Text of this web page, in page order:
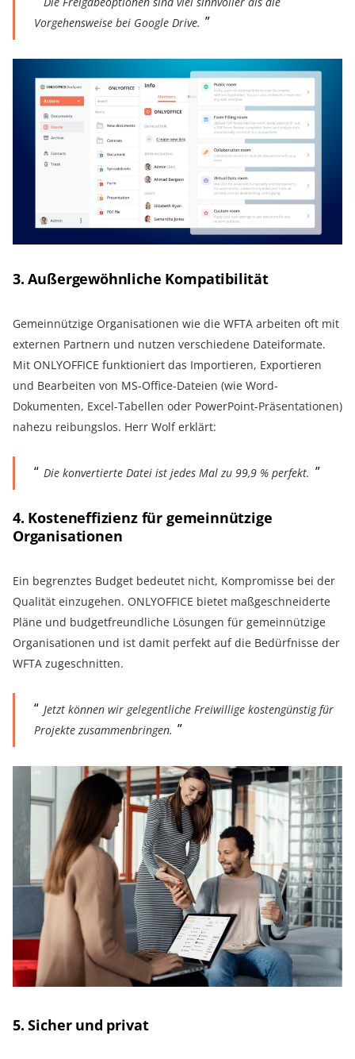
Vorgehensweise bei Google Drive.
3. Außergewöhnliche Kompatibilität
Gemeinnützige Organisationen wie die WFTA arbeiten oft mit
externen Partnern und nutzen verschiedene Dateiformate.
Mit ONLYOFFICE funktioniert das Importieren, Exportieren
und Bearbeiten von MS-Office-Dateien (wie Word-
Dokumenten, Excel-Tabellen oder PowerPoint-Präsentationen)
nahezu reibungslos. Herr Wolf erklärt:
Die konvertierte Datei ist jedes Mal zu 99,9 % perfekt.
4. Kosteneffizienz für gemeinnützige
Organisationen
Ein begrenztes Budget bedeutet nicht, Kompromisse bei der
Qualität einzugehen. ONLYOFFICE bietet maßgeschneiderte
Pläne und budgetfreundliche Lösungen für gemeinnützige
Organisationen und ist damit perfekt auf die Bedürfnisse der
WFTA zugeschnitten.
Jetzt können wir gelegentliche Freiwillige kostengünstig für
Projekte zusammenbringen.
5. Sicher und privat